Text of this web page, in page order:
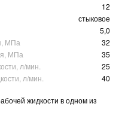
12
стыковое
5,0
МПа
32
МПа
35
л/мин.
25
л/мин.
40
жидкости в одном из